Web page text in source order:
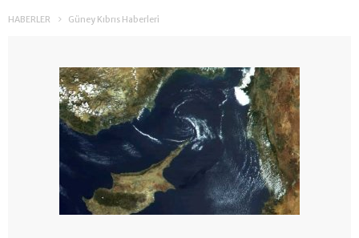
HABERLER Güney Kıbrıs Haberleri